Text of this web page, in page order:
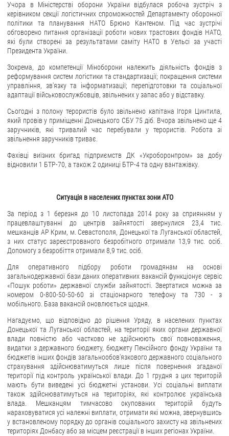
Учора в Міністерстві оборони України відбулася робоча зустріч з
керівником секції логістичних спроможностей Департаменту оборонної
політики та планування НАТО Брюно Кантеном. Під час зустрічі
обговорено питання організації роботи нових трастових фондів НАТО,
які були створені за результатами саміту НАТО в Уельсі за участі
Президента України.
Зокрема, до компетенції Міноборони належить діяльність фондів з
реформування систем логістики та стандартизації; покращення системи
управління, зв'язку та інформатизації; перепідготовки та соціальної
адаптації військовослужбовців, звільнених у запас або у відставку.
Сьогодні з полону терористів було звільнено капітана Ігоря Цинтила,
який провів у приміщенні Донецького СБУ 75 діб. Вчора звільнено ще 4
заручників, які тривалий час перебували у терористів. Робота зі
звільнення заручників триває.
Фахівці виїзних бригад підприємств ДК «Укроборонпром» за добу
відновили 1 БТР-70, а також 2 одиниці БТР-4 та одну вантажівку.
Ситуація в населених пунктах зони АТО
За період з 1 березня до 10 листопада 2014 року за сприянням у
працевлаштуванні до центрів зайнятості звернулися 23,4 тис.
мешканців АР Крим, м. Севастополя, Донецької та Луганської областей,
з них статус зареєстрованого безробітного отримали 13,9 тис. осіб.
Допомогу з безробіття отримали 8,9 тис. осіб.
Для оперативного підбору роботи громадянам на основі
загальнодержавної бази даних оперативних вакансій функціонує сервіс
«Пошук роботи» державної служби зайнятості. Звертатися можна за
номером 0-800-50-50-60 зі стаціонарного телефону та 730 - з
мобільного. База вакансій оновлюється щодня.
Нагадуємо, що відповідно до рішення Уряду, в населених пунктах
Донецької та Луганської областей, на території яких органи державної
влади повністю або частково не здійснюють свої повноваження,
видатки з державного бюджету, бюджету Пенсійного фонду України та
бюджетів інших фондів загальнообов'язкового державного соціального
страхування здійснюватимуться лише після повернення згаданої
території під контроль української влади. До 1 грудня з цих територій
мають бути виведені усі бюджетні установи. Усі соціальні виплати
також здійснюватимуться на територіях, які контролює українська
влада. Мешканцям тимчасово окупованих територій будуть
нараховуватися усі належні виплати, отримати які можна, звернувшись
у встановленому порядку до органів соціального захисту на звільнених
територіях Донбасу або за місцем реєстрації в інших регіонах України.